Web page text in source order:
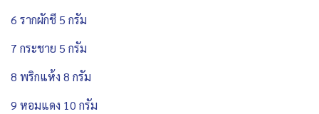
6 รากผักชี 5 กรัม
7 กระชาย 5 กรัม
8 พริกแห้ง 8 กรัม
9 หอมแดง 10 กรัม